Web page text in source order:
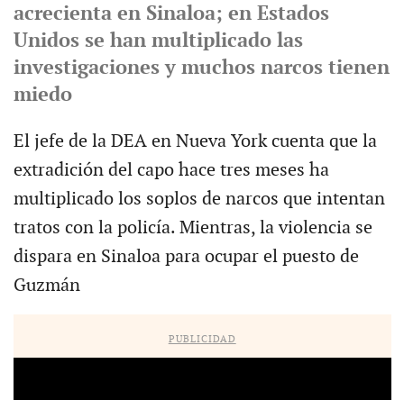
acrecienta en Sinaloa; en Estados
Unidos se han multiplicado las
investigaciones y muchos narcos tienen
miedo
El jefe de la DEA en Nueva York cuenta que la
extradición del capo hace tres meses ha
multiplicado los soplos de narcos que intentan
tratos con la policía. Mientras, la violencia se
dispara en Sinaloa para ocupar el puesto de
Guzmán
PUBLICIDAD